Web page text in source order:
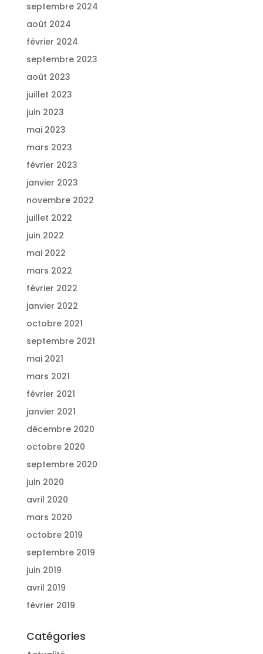
septembre 2024
août 2024
février 2024
septembre 2023
août 2023
juillet 2023
juin 2023
mai 2023
mars 2023
février 2023
janvier 2023
novembre 2022
juillet 2022
juin 2022
mai 2022
mars 2022
février 2022
janvier 2022
octobre 2021
septembre 2021
mai 2021
mars 2021
février 2021
janvier 2021
décembre 2020
octobre 2020
septembre 2020
juin 2020
avril 2020
mars 2020
octobre 2019
septembre 2019
juin 2019
avril 2019
février 2019
Catégories